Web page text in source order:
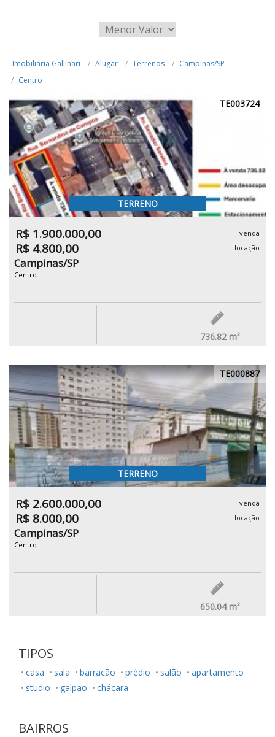
Imobiliária Gallinari Alugar Terrenos
Campinas/SP
Centro
TE003724
TERRENO
R$ 1.900.000,00 venda
R$ 4.800,00 locação
Campinas/SP
Centro
736.82 m²
TE000887
TERRENO
R$ 2.600.000,00 venda
R$ 8.000,00 locação
Campinas/SP
Centro
650.04 m²
TIPOS
casa sala barracão prédio salão
apartamento
studio
galpão chácara
BAIRROS